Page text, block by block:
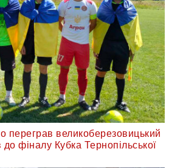
переграв великоберезовицький
фіналу Кубка Тернопільської